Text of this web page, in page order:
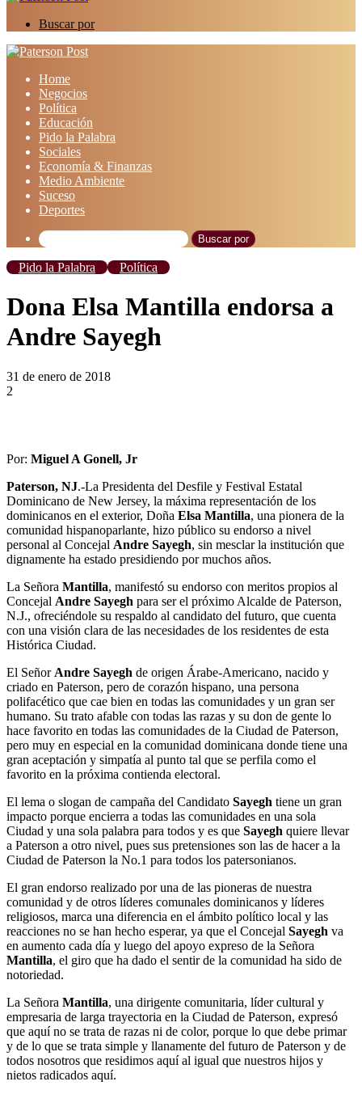
Buscar por
Home
Negocios
Política
Educación
Pido la Palabra
Sociales
Economía & Finanzas
Medio Ambiente
Suceso
Deportes
Buscar por
Pido la Palabra Política
Dona Elsa Mantilla endorsa a
Andre Sayegh
31 de enero de 2018
2
Por: Miguel A Gonell, Jr
Paterson, NJ.-La Presidenta del Desfile y Festival Estatal
Dominicano de New Jersey, la máxima representación de los
dominicanos en el exterior, Doña Elsa Mantilla, una pionera de la
comunidad hispanoparlante, hizo público su endorso a nivel
personal al Concejal Andre Sayegh, sin mesclar la institución que
dignamente ha estado presidiendo por muchos años.
La Señora Mantilla, manifestó su endorso con meritos propios al
Concejal Andre Sayegh para ser el próximo Alcalde de Paterson,
N.J., ofreciéndole su respaldo al candidato del futuro, que cuenta
con una visión clara de las necesidades de los residentes de esta
Histórica Ciudad.
El Señor Andre Sayegh de origen Árabe-Americano, nacido y
criado en Paterson, pero de corazón hispano, una persona
polifacético que cae bien en todas las comunidades y un gran ser
humano. Su trato afable con todas las razas y su don de gente lo
hace favorito en todas las comunidades de la Ciudad de Paterson,
pero muy en especial en la comunidad dominicana donde tiene una
gran aceptación y simpatía al punto tal que se perfila como el
favorito en la próxima contienda electoral.
El lema o slogan de campaña del Candidato Sayegh tiene un gran
impacto porque encierra a todas las comunidades en una sola
Ciudad y una sola palabra para todos y es que Sayegh quiere llevar
a Paterson a otro nivel, pues sus pretensiones son las de hacer a la
Ciudad de Paterson la No.1 para todos los patersonianos.
El gran endorso realizado por una de las pioneras de nuestra
comunidad y de otros líderes comunales dominicanos y líderes
religiosos, marca una diferencia en el ámbito político local y las
reacciones no se han hecho esperar, ya que el Concejal Sayegh va
en aumento cada día y luego del apoyo expreso de la Señora
Mantilla, el giro que ha dado el sentir de la comunidad ha sido de
notoriedad.
La Señora Mantilla, una dirigente comunitaria, líder cultural y
empresaria de larga trayectoria en la Ciudad de Paterson, expresó
que aquí no se trata de razas ni de color, porque lo que debe primar
y de lo que se trata simple y llanamente del futuro de Paterson y de
todos nosotros que residimos aquí al igual que nuestros hijos y
nietos radicados aquí.